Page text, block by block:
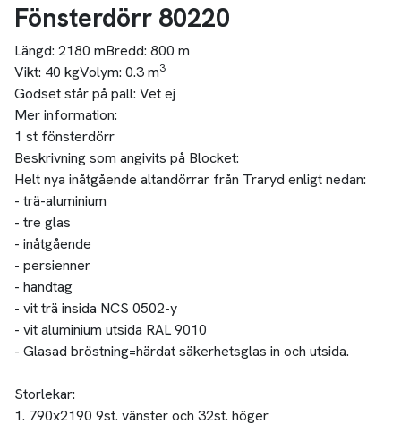
Fönsterdörr 80220
Längd: 2180 mBredd: 800 m
Vikt: 40 kgVolym: 0.3 m3
Godset står på pall: Vet ej
Mer information:
1 st fönsterdörr
Beskrivning som angivits på Blocket:
Helt nya inåtgående altandörrar från Traryd enligt nedan:
- trä-aluminium
- tre glas
- inåtgående
- persienner
- handtag
- vit trä insida NCS 0502-y
- vit aluminium utsida RAL 9010
- Glasad bröstning=härdat säkerhetsglas in och utsida.
Storlekar:
1. 790x2190 9st. vänster och 32st. höger